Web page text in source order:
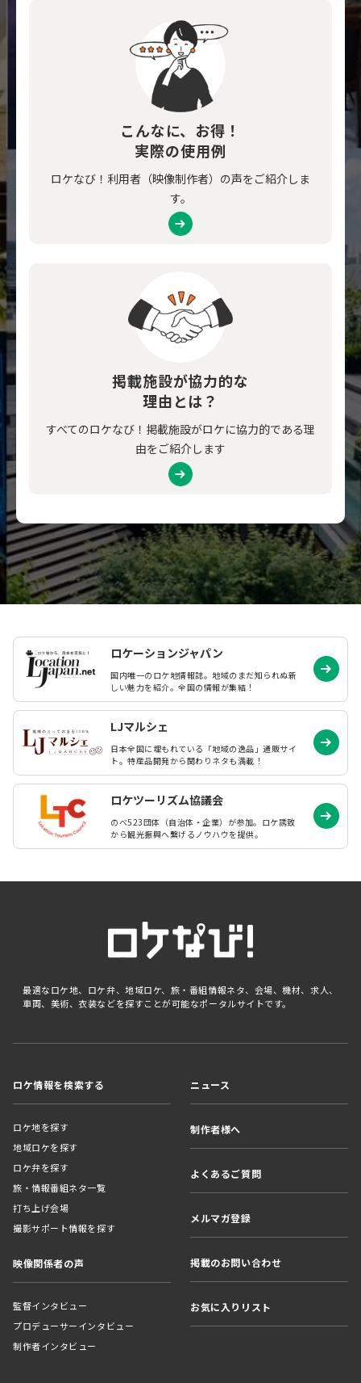
こんなに、お得！
実際の使用例
ロケなび！利用者（映像制作者）の声をご紹介しま
す。
掲載施設が協力的な
理由とは？
すべてのロケなび！掲載施設がロケに協力的である理
由をご紹介します
ロケーションジャパン
国内唯一のロケ地情報誌。地域のまだ知られぬ新
しい魅力を紹介。全国の情報が集結！
LJマルシェ
日本全国に埋もれている「地域の逸品」通販サイ
ト。特産品開発から関わりネタも満載！
ロケツーリズム協議会
のべ523団体（自治体・企業）が参加。ロケ誘致
から観光振興へ繋げるノウハウを提供。
最適なロケ地、ロケ弁、地域ロケ、旅・番組情報ネタ、会場、機材、求人、
車両、美術、衣装などを探すことが可能なポータルサイトです。
ロケ情報を検索する
ロケ地を探す
地域ロケを探す
ロケ弁を探す
旅・情報番組ネタ一覧
打ち上げ会場
撮影サポート情報を探す
映像関係者の声
監督インタビュー
プロデューサーインタビュー
制作者インタビュー
ニュース
制作者様へ
よくあるご質問
メルマガ登録
掲載のお問い合わせ
お気に入りリスト